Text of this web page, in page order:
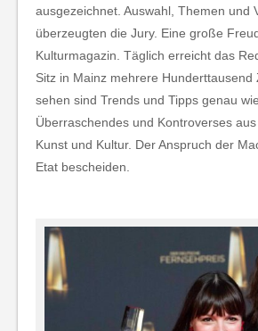
ausgezeichnet. Auswahl, Themen und
überzeugten die Jury. Eine große
Kulturmagazin. Täglich erreicht das
Sitz in Mainz mehrere Hunderttausend
sehen sind Trends und Tipps genau
Überraschendes und Kontroverses aus
Kunst und Kultur. Der Anspruch der
Etat bescheiden.